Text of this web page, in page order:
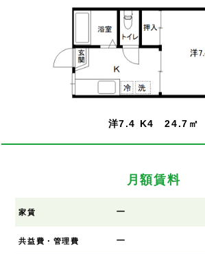
洋7.4 K4 24.7㎡
月額賃料
家賃 ー
共益費・管理費 ー